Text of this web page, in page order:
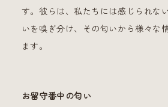
す。彼らは、私たちには感じられな
いを嗅ぎ分け、その匂いから様々な
ます。
お留守番中の匂い